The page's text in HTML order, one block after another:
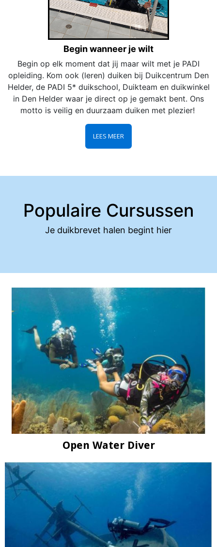
Begin wanneer je wilt
Begin op elk moment dat jij maar wilt met je PADI
opleiding. Kom ook (leren) duiken bij Duikcentrum Den
Helder, de PADI 5* duikschool, Duikteam en duikwinkel
in Den Helder waar je direct op je gemakt bent. Ons
motto is veilig en duurzaam duiken met plezier!
LEES MEER
Populaire Cursussen
Je duikbrevet halen begint hier
Open Water Diver